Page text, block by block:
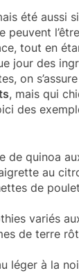
été aussi
peuvent
tout en
jour des
on
, mais qui
des
de quinoa
au
de
variés
de terre
léger à la